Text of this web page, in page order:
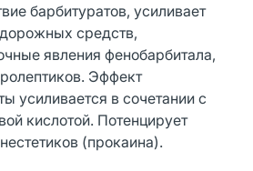
барбитуратов, усиливает
средств,
явления фенобарбитала,
Эффект
усиливается в сочетании с
кислотой. Потенцирует
(прокаина).